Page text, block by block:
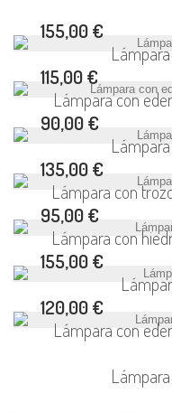
155,00 €
Lámpara con
115,00 €
90,00 €
Lámpara con
135,00 €
Lámpara con
95,00 €
155,00 €
Lámpara con
120,00 €